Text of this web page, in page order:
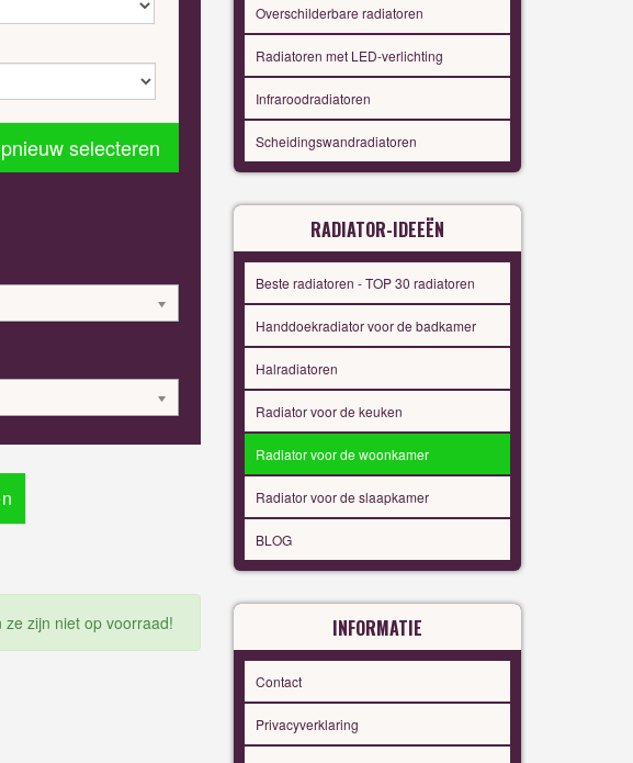
selecteren
zijn niet op voorraad!
Overschilderbare radiatoren
Radiatoren met LED-verlichting
Infraroodradiatoren
Scheidingswandradiatoren
RADIATOR-IDEEËN
Beste radiatoren - TOP 30 radiatoren
Handdoekradiator voor de badkamer
Halradiatoren
Radiator voor de keuken
Radiator voor de woonkamer
Radiator voor de slaapkamer
BLOG
INFORMATIE
Contact
Privacyverklaring